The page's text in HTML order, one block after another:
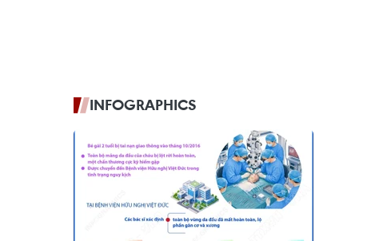
INFOGRAPHICS